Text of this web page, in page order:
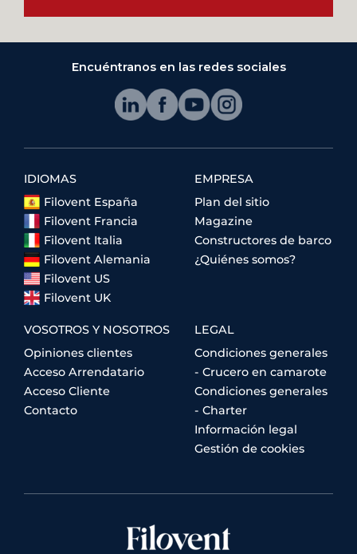
Encuéntranos en las redes sociales
IDIOMAS
Filovent España
Filovent Francia
Filovent Italia
Filovent Alemania
Filovent US
Filovent UK
EMPRESA
Plan del sitio
Magazine
Constructores de barco
¿Quiénes somos?
VOSOTROS Y NOSOTROS
Opiniones clientes
Acceso Arrendatario
Acceso Cliente
Contacto
LEGAL
Condiciones generales
- Crucero en camarote
Condiciones generales
- Charter
Información legal
Gestión de cookies